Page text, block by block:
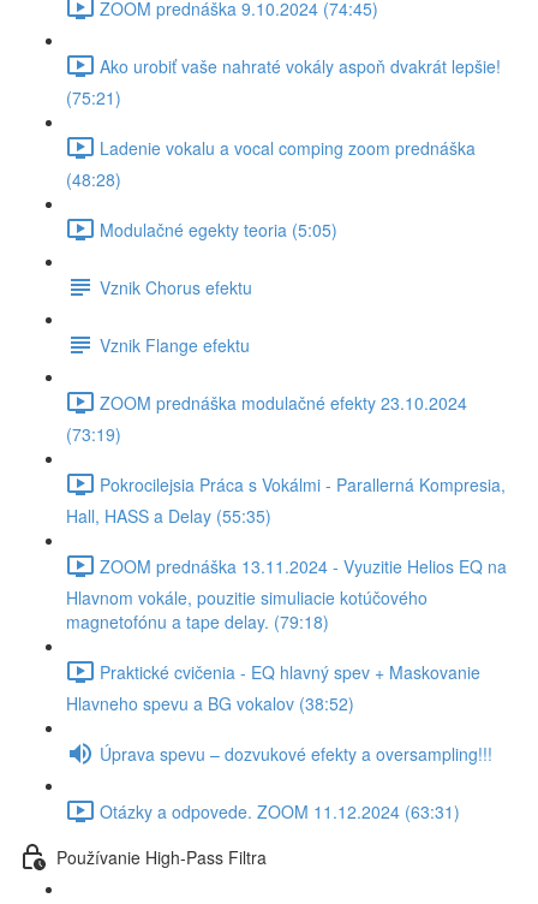
ZOOM prednáška 9.10.2024 (74:45)
Ako urobiť vaše nahraté vokály aspoň dvakrát lepšie!
(75:21)
Ladenie vokalu a vocal comping zoom prednáška
(48:28)
Modulačné egekty teoria (5:05)
Vznik Chorus efektu
Vznik Flange efektu
ZOOM prednáška modulačné efekty 23.10.2024
(73:19)
Pokrocilejsia Práca s Vokálmi - Parallerná Kompresia,
Hall, HASS a Delay (55:35)
ZOOM prednáška 13.11.2024 - Vyuzitie Helios EQ na
Hlavnom vokále, pouzitie simuliacie kotúčového
magnetofónu a tape delay. (79:18)
Praktické cvičenia - EQ hlavný spev + Maskovanie
Hlavneho spevu a BG vokalov (38:52)
Úprava spevu – dozvukové efekty a oversampling!!!
Otázky a odpovede. ZOOM 11.12.2024 (63:31)
Používanie High-Pass Filtra